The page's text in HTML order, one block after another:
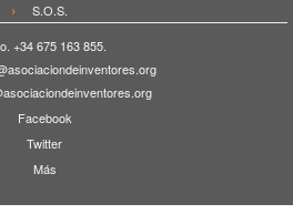
S.O.S.
+34 675 163 855.
Facebook
Twitter
Más